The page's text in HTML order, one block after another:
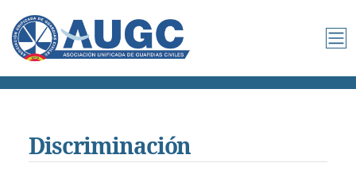
Discriminación